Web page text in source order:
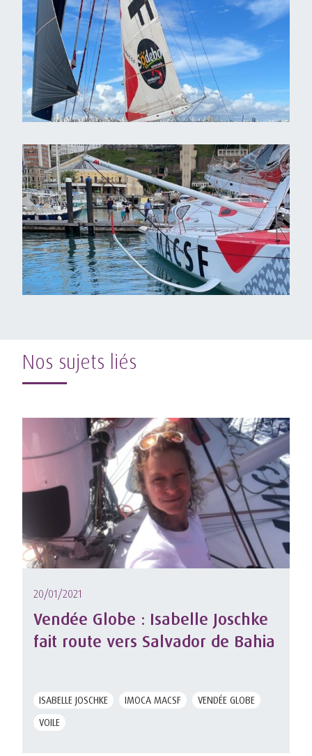
Nos sujets liés
20/01/2021
Vendée Globe : Isabelle Joschke
fait route vers Salvador de Bahia
ISABELLE JOSCHKE IMOCA MACSF
VENDÉE GLOBE
VOILE